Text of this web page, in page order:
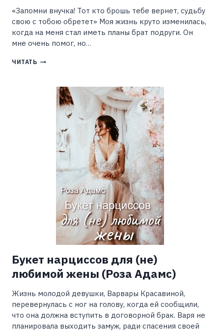
«Запомни внучка! Тот кто брошь тебе вернет, судьбу
свою с тобою обретет» Моя жизнь круто изменилась,
когда на меня стал иметь планы брат подруги. Он
мне очень помог, но…
ЧИТАТЬ СВЯЗАНЫ
(ЕЛЕНА
СОЛДАТОВА)
Букет нарциссов для (не)
любимой жены (Роза Адамс)
Жизнь молодой девушки, Варвары Красавиной,
перевернулась с ног на голову, когда ей сообщили,
что она должна вступить в договорной брак. Варя не
планировала выходить замуж, ради спасения своей